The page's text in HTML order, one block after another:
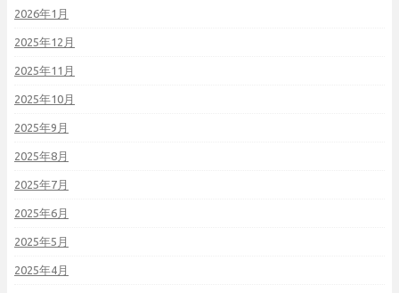
2026年1月
2025年12月
2025年11月
2025年10月
2025年9月
2025年8月
2025年7月
2025年6月
2025年5月
2025年4月